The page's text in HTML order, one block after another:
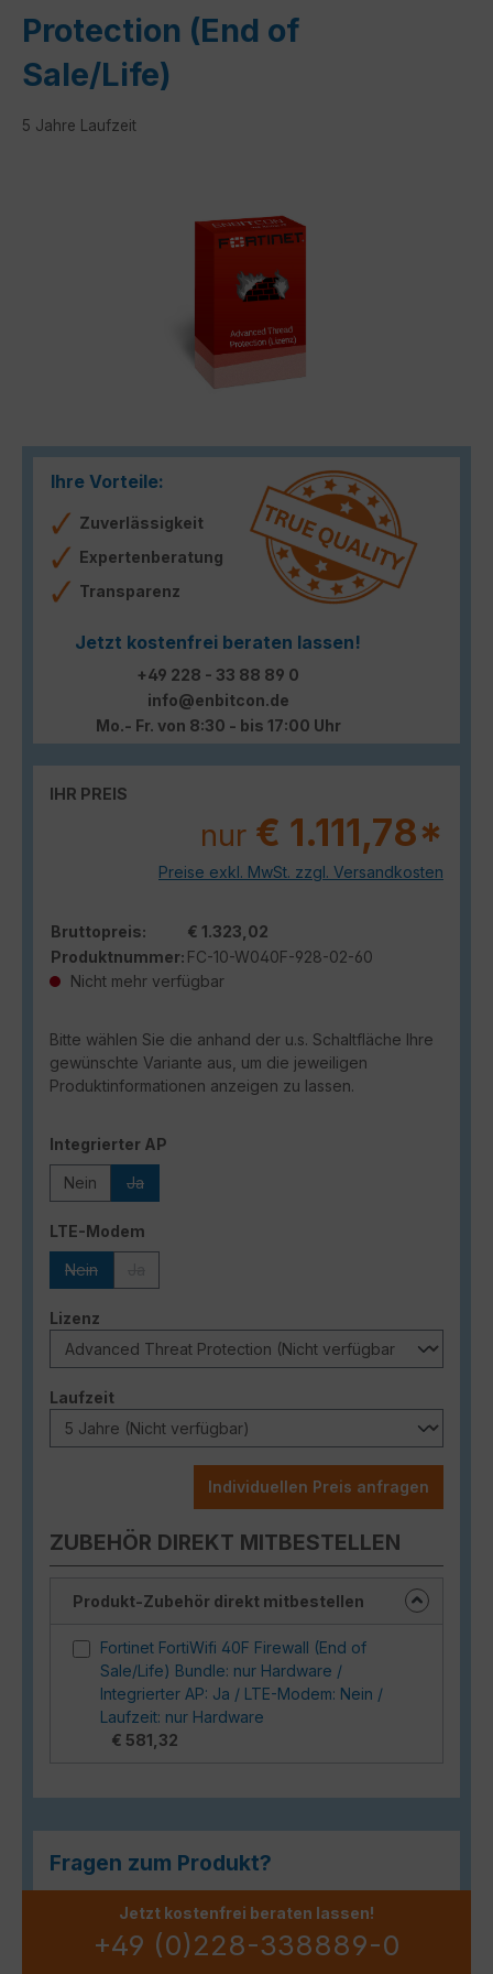
Protection (End of
Sale/Life)
5 Jahre Laufzeit
Ihre Vorteile:
Zuverlässigkeit
Expertenberatung
Transparenz
Jetzt kostenfrei beraten lassen!
+49 228 - 33 88 89 0
info@enbitcon.de
Mo.- Fr. von 8:30 - bis 17:00 Uhr
IHR PREIS
nur € 1.111,78*
Preise exkl. MwSt. zzgl. Versandkosten
Bruttopreis:
€ 1.323,02
Produktnummer: FC-10-W040F-928-02-60
Nicht mehr verfügbar
Bitte wählen Sie die anhand der u.s. Schaltfläche Ihre
gewünschte Variante aus, um die jeweiligen
Produktinformationen anzeigen zu lassen.
Integrierter AP
Nein Ja
LTE-Modem
Nein
Lizenz
Laufzeitauswählen
Individuellen Preis anfragen
ZUBEHÖR DIREKT MITBESTELLEN
Produkt-Zubehör direkt mitbestellen
Fortinet FortiWifi 40F Firewall (End of
Sale/Life) Bundle: nur Hardware /
Integrierter AP: Ja / LTE-Modem: Nein /
Laufzeit: nur Hardware
€ 581,32
Fragen zum Produkt?
Jetzt kostenfrei beraten lassen!
+49 (0)228-338889-0